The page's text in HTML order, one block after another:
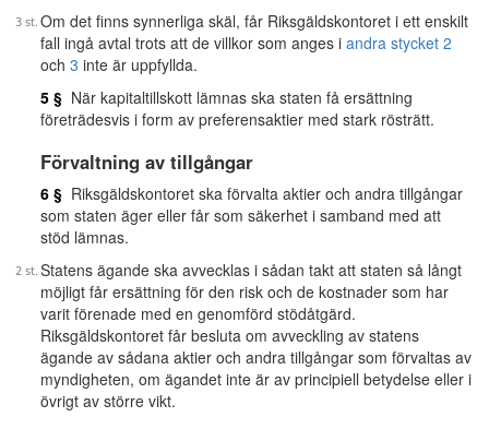
Om det finns synnerliga skäl, får Riksgäldskontoret i ett enskilt
fall ingå avtal trots att de villkor som anges i andra stycket 2
och 3 inte är uppfyllda.
5 § När kapitaltillskott lämnas ska staten få ersättning
företrädesvis i form av preferensaktier med stark rösträtt.
Förvaltning av tillgångar
6 § Riksgäldskontoret ska förvalta aktier och andra tillgångar
som staten äger eller får som säkerhet i samband med att
stöd lämnas.
Statens ägande ska avvecklas i sådan takt att staten så långt
möjligt får ersättning för den risk och de kostnader som har
varit förenade med en genomförd stödåtgärd.
Riksgäldskontoret får besluta om avveckling av statens
ägande av sådana aktier och andra tillgångar som förvaltas av
myndigheten, om ägandet inte är av principiell betydelse eller i
övrigt av större vikt.